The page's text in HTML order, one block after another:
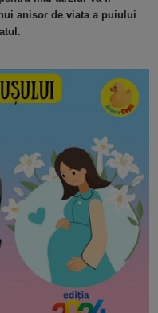
anisor de viata a puiului